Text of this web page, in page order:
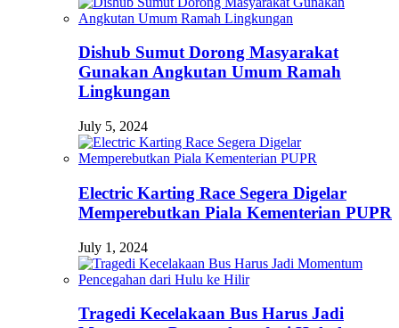
Dishub Sumut Dorong Masyarakat
Gunakan Angkutan Umum Ramah
Lingkungan
July 5, 2024
Electric Karting Race Segera Digelar
Memperebutkan Piala Kementerian PUPR
July 1, 2024
Tragedi Kecelakaan Bus Harus Jadi